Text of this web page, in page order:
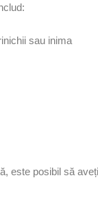
sau inima
este posibil să